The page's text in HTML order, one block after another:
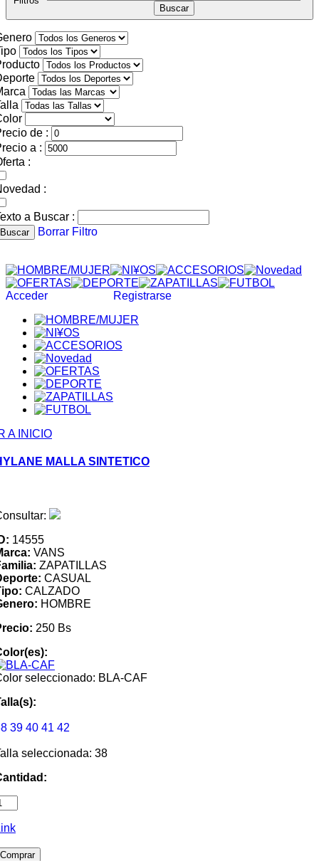
de :
a :
:
:
a Buscar :
Buscar Borrar Filtro
Acceder Registrarse
A INICIO
MALLA SINTETICO
14555
VANS
ZAPATILLAS
CASUAL
CALZADO
HOMBRE
250 Bs
seleccionado: BLA-CAF
39 40 41 42
seleccionada: 38
Comprar